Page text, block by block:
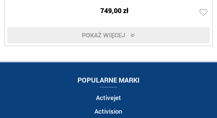
749,00 zł
POKAŻ WIĘCEJ
POPULARNE MARKI
Activejet
Activision